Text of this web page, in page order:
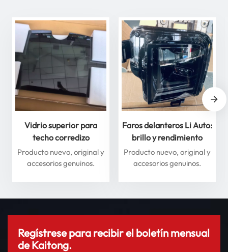
Vidrio superior para
techo corredizo
delantero y trasero para
Li Auto Serie L: mejore
Producto nuevo, original y
accesorios genuinos.
Faros delanteros Li Auto:
brillo y rendimiento
superiores para máxima
seguridad
Producto nuevo, original y
accesorios genuinos.
Regístrese para recibir el boletín mensual
de Kaitong.